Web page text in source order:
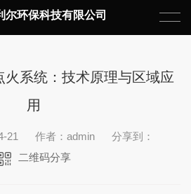
尔环保科技有限公司
火系统：技术原理与区域应
用
21 作者：admin
分享到：
二维码分享